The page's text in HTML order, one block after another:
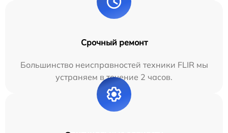
Срочный ремонт
Большинство неисправностей техники FLIR мы
устраняем в течение 2 часов.